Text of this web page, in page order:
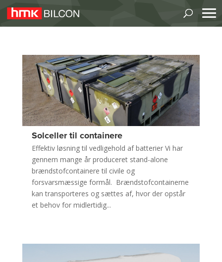
Solceller til containere
Effektiv løsning til vedligehold af batterier Vi har
gennem mange år produceret stand-alone
brændstofcontainere til civile og
forsvarsmæssige formål. Brændstofcontainerne
kan transporteres og sættes af, hvor der opstår
et behov for midlertidig...